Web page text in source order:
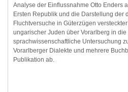
Analyse der Einflussnahme Otto Enders
Ersten Republik und die Darstellung der
Fluchtversuche in Güterzügen
ungarischer Juden über Vorarlberg in
sprachwissenschaftliche Untersuchung
Vorarlberger Dialekte und mehrere
Publikation ab.